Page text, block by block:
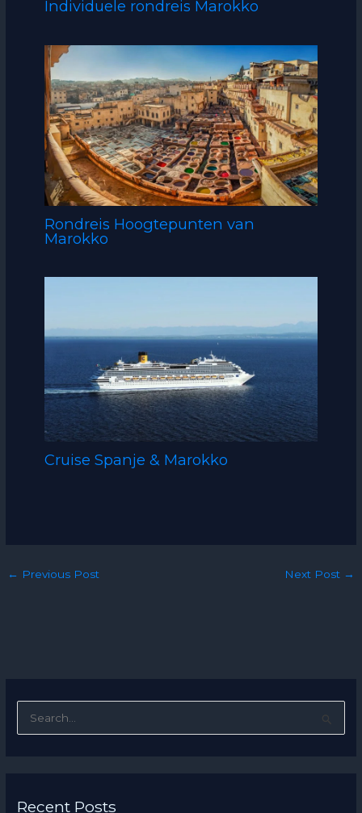
Individuele rondreis Marokko
Rondreis Hoogtepunten van
Marokko
Cruise Spanje & Marokko
← Previous Post Next Post →
c
Recent Posts